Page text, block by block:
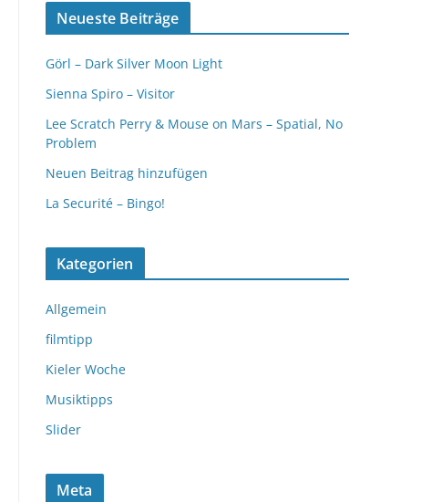
Neueste Beiträge
Görl – Dark Silver Moon Light
Sienna Spiro – Visitor
Lee Scratch Perry & Mouse on Mars – Spatial, No
Problem
Neuen Beitrag hinzufügen
La Securité – Bingo!
Kategorien
Allgemein
filmtipp
Kieler Woche
Musiktipps
Slider
Meta